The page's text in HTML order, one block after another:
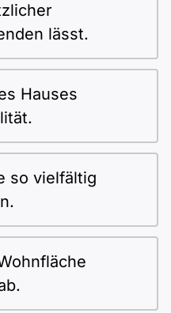
lässt.
Hauses
so vielfältig